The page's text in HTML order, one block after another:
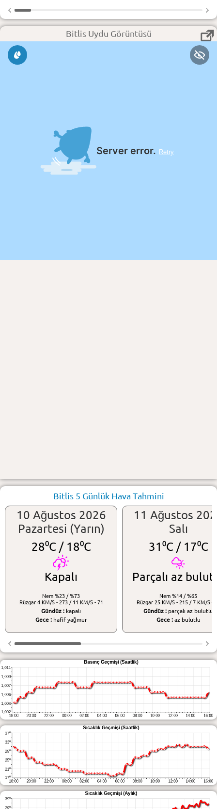
Bitlis Uydu Görüntüsü
Bitlis 5 Günlük Hava Tahmini
10 Ağustos 2026
Pazartesi (Yarın)
28⁰C /18⁰C
Kapalı
Nem %23 / %73
Rüzgar 4 KM/S - 273 / 11 KM/S - 71
Gündüz : kapalı
Gece :hafif yağmur
11 Ağustos
Salı
31⁰C /17⁰C
Parçalı az
Nem %14 / %65
Rüzgar 25 KM/S - 215 / 7 KM/S -
Gündüz : parçalı az bulutlu
Gece :az bulutlu